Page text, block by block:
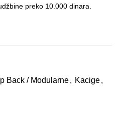
preko 10.000 dinara.
Back / Modularne, Kacige,